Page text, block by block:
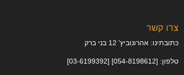
צרו קשר
כתובתינו: אהרונוביץ' 12 בני ברק
טלפון: [054-8198612] [03-6199392]